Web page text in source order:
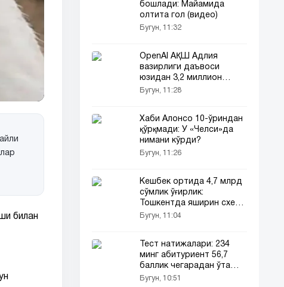
билан
бошлади: Майамида
олтита гол (видео)
Бугун, 11:32
OpenAI АҚШ Адлия
вазирлиги даъвоси
юзидан 3,2 миллион
доллар тўлайди
Бугун, 11:28
Хаби Алонсо 10-ўриндан
қўрқмади: У «Челси»да
нимани кўрди?
Бугун, 11:26
Кешбек ортида 4,7 млрд
сўмлик ўғирлик:
Тошкентда яширин схема
фош бўлди
Бугун, 11:04
Тест натижалари: 234
минг абитуриент 56,7
баллик чегарадан ўта
олмади
Бугун, 10:51